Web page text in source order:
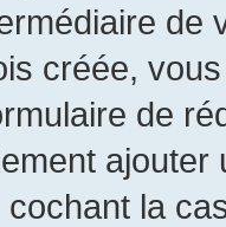
créée,
de
la